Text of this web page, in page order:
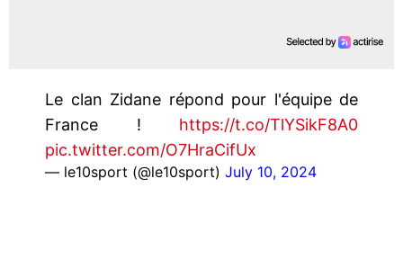
Le clan Zidane répond pour l'équipe de
France ! https://t.co/TlYSikF8A0
pic.twitter.com/O7HraCifUx
— le10sport (@le10sport) July 10, 2024